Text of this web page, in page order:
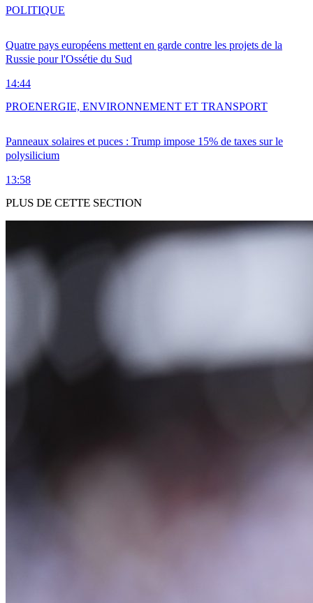
Quatre pays européens mettent en garde contre les projets de la
Russie pour l'Ossétie du Sud
14:44
POLITIQUE
Panneaux solaires et puces : Trump impose 15% de taxes sur le
polysilicium
13:58
PROENERGIE, ENVIRONNEMENT ET TRANSPORT
PLUS DE CETTE SECTION